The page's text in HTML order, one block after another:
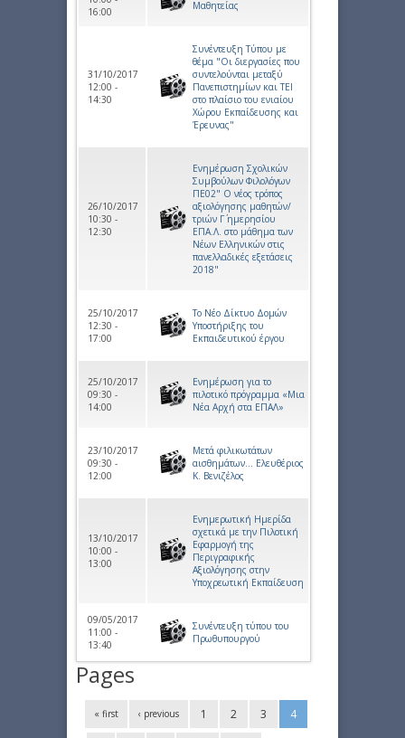
16:00
Μαθητείας
31/10/2017
12:00 -
14:30
Συνέντευξη Τύπου με
θέμα "Oι διεργασίες που
συντελούνται μεταξύ
Πανεπιστημίων και ΤΕΙ
στο πλαίσιο του ενιαίου
Χώρου Εκπαίδευσης και
Έρευνας"
26/10/2017
10:30 -
12:30
Ενημέρωση Σχολικών
Συμβούλων Φιλολόγων
ΠΕ02" Ο νέος τρόπος
αξιολόγησης μαθητών/
τριών Γ΄ ημερησίου
ΕΠΑ.Λ. στο μάθημα των
Νέων Ελληνικών στις
πανελλαδικές εξετάσεις
2018"
25/10/2017
12:30 -
17:00
Tο Νέο Δίκτυο Δομών
Υποστήριξης του
Εκπαιδευτικού έργου
25/10/2017
09:30 -
14:00
Ενημέρωση για το
πιλοτικό πρόγραμμα «Μια
Νέα Αρχή στα ΕΠΑΛ»
23/10/2017
09:30 -
12:00
Μετά φιλικωτάτων
αισθημάτων… Ελευθέριος
Κ. Βενιζέλος
13/10/2017
10:00 -
13:00
Ενημερωτική Ημερίδα
σχετικά με την Πιλοτική
Εφαρμογή της
Περιγραφικής
Αξιολόγησης στην
Υποχρεωτική Εκπαίδευση
09/05/2017
11:00 -
13:40
Συνέντευξη τύπου του
Πρωθυπουργού
Pages
« first ‹ previous 1 2 3 4